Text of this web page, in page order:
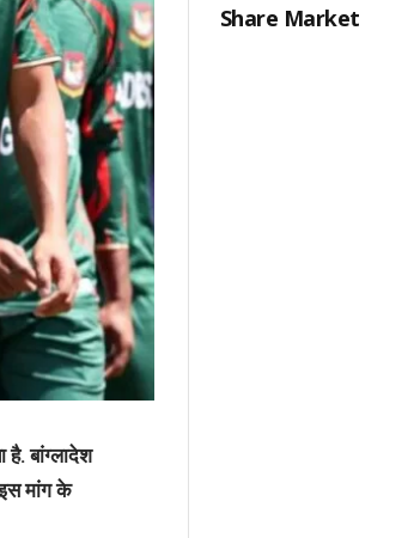
है. बांग्लादेश
मांग के
Share Market